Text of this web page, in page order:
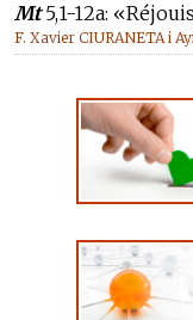
Mt5,1-12a:
F. Xavier CIURANETA i